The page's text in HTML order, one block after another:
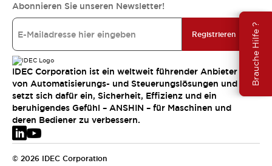
Brauche Hilfe ?
Abonnieren Sie unseren Newsletter!
Registrieren
IDEC Corporation ist ein weltweit führender Anbieter
von Automatisierungs- und Steuerungslösungen und
setzt sich dafür ein, Sicherheit, Effizienz und ein
beruhigendes Gefühl – ANSHIN – für Maschinen und
deren Bediener zu verbessern.
© 2026 IDEC Corporation